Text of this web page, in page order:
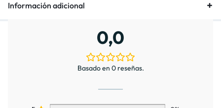
Información adicional
0,0
Basado en 0 reseñas.